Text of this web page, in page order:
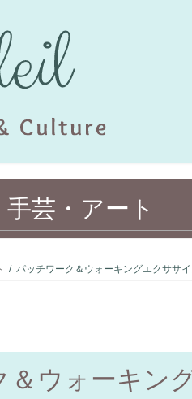
手芸・アート
パッチワーク＆ウォーキングエクササ
＆ウォーキン